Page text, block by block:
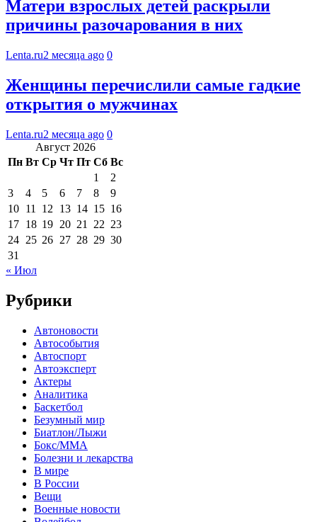
Матери взрослых детей раскрыли
причины разочарования в них
Lenta.ru2 месяца ago 0
Женщины перечислили самые гадкие
открытия о мужчинах
Lenta.ru2 месяца ago 0
Август 2026
Пн Вт Ср Чт Пт Сб Вс
1
2
3
4 5 6 7 8
9
10 11 12 13 14 15 16
17 18 19 20 21 22 23
24 25 26 27 28 29 30
31
« Июл
Рубрики
Автоновости
Автособытия
Автоспорт
Автоэксперт
Актеры
Аналитика
Баскетбол
Безумный мир
Биатлон/Лыжи
Бокс/MMA
Болезни и лекарства
В мире
В России
Вещи
Военные новости